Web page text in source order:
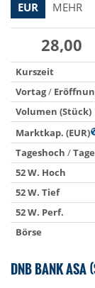
EUR MEHR
28,00
Kurszeit
Vortag/
Volumen (Stück)
Marktkap. (EUR)
Tageshoch /
52 W. Hoch
52 W. Tief
52 W. Perf.
Börse
DNB BANK ASA